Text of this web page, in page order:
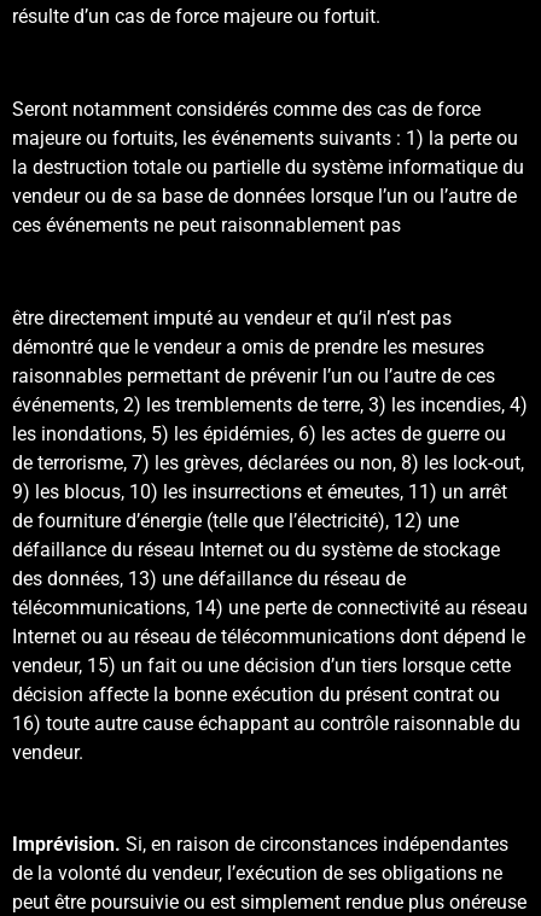
résulte d’un cas de force majeure ou fortuit.
Seront notamment considérés comme des cas de force
majeure ou fortuits, les événements suivants : 1) la perte ou
la destruction totale ou partielle du système informatique du
vendeur ou de sa base de données lorsque l’un ou l’autre de
ces événements ne peut raisonnablement pas
être directement imputé au vendeur et qu’il n’est pas
démontré que le vendeur a omis de prendre les mesures
raisonnables permettant de prévenir l’un ou l’autre de ces
événements, 2) les tremblements de terre, 3) les incendies, 4)
les inondations, 5) les épidémies, 6) les actes de guerre ou
de terrorisme, 7) les grèves, déclarées ou non, 8) les lock-out,
9) les blocus, 10) les insurrections et émeutes, 11) un arrêt
de fourniture d’énergie (telle que l’électricité), 12) une
défaillance du réseau Internet ou du système de stockage
des données, 13) une défaillance du réseau de
télécommunications, 14) une perte de connectivité au réseau
Internet ou au réseau de télécommunications dont dépend le
vendeur, 15) un fait ou une décision d’un tiers lorsque cette
décision affecte la bonne exécution du présent contrat ou
16) toute autre cause échappant au contrôle raisonnable du
vendeur.
Imprévision. Si, en raison de circonstances indépendantes
de la volonté du vendeur, l’exécution de ses obligations ne
peut être poursuivie ou est simplement rendue plus onéreuse